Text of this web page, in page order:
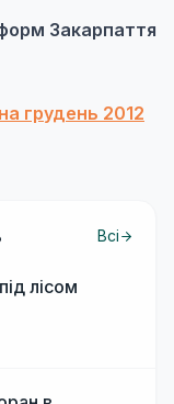
Закарпаття
грудень 2012
Всі
лісом